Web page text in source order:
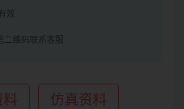
效
二维码联系客服
料 仿真资料